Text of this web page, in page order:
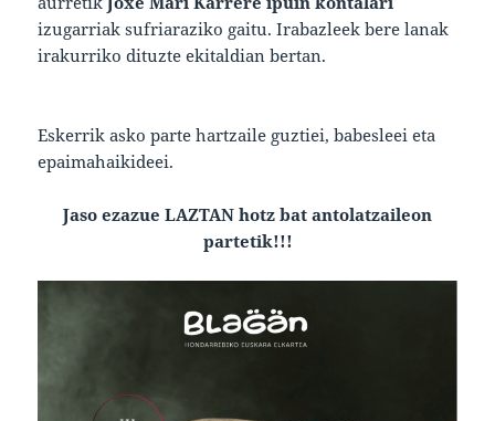
izugarriak sufriaraziko gaitu. Irabazleek bere lanak
irakurriko dituzte ekitaldian bertan.
Eskerrik asko parte hartzaile guztiei, babesleei eta
epaimahaikideei.
Jaso ezazue LAZTAN hotz bat antolatzaileon
partetik!!!